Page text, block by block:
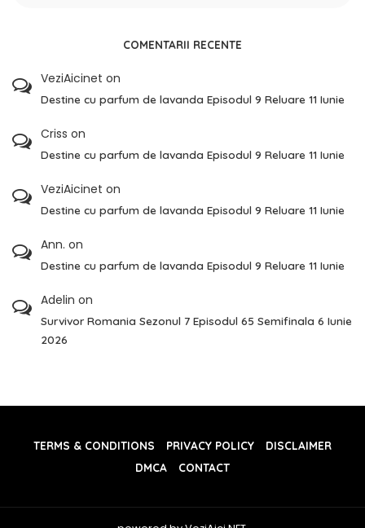
COMENTARII RECENTE
VeziAicinet on
Destine cu parfum de lavanda Episodul 9 Reluare 11 Iunie
Criss on
Destine cu parfum de lavanda Episodul 9 Reluare 11 Iunie
VeziAicinet on
Destine cu parfum de lavanda Episodul 9 Reluare 11 Iunie
Ann. on
Destine cu parfum de lavanda Episodul 9 Reluare 11 Iunie
Adelin on
Survivor Romania Sezonul 7 Episodul 65 Semifinala 6 Iunie
2026
TERMS & CONDITIONS PRIVACY POLICY
DISCLAIMER
DMCA
CONTACT